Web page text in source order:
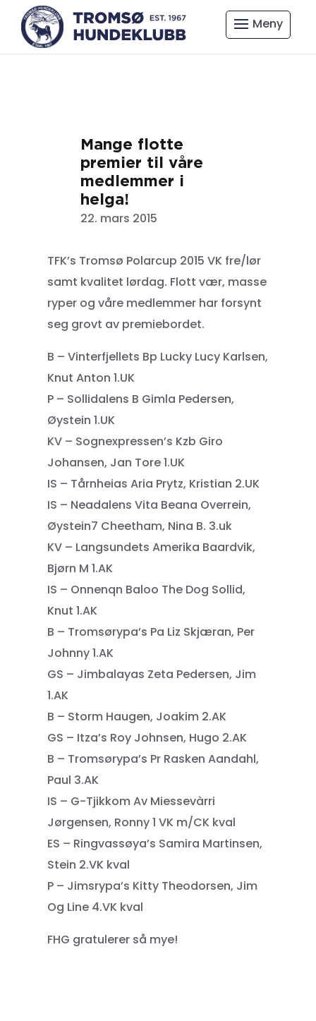
Mange flotte
premier til våre
medlemmer i
helga!
22. mars 2015
TFK’s Tromsø Polarcup 2015 VK fre/lør
samt kvalitet lørdag. Flott vær, masse
ryper og våre medlemmer har forsynt
seg grovt av premiebordet.
B – Vinterfjellets Bp Lucky Lucy Karlsen,
Knut Anton 1.UK
P – Sollidalens B Gimla Pedersen,
Øystein 1.UK
KV – Sognexpressen’s Kzb Giro
Johansen, Jan Tore 1.UK
IS – Tårnheias Aria Prytz, Kristian 2.UK
IS – Neadalens Vita Beana Overrein,
Øystein7 Cheetham, Nina B. 3.uk
KV – Langsundets Amerika Baardvik,
Bjørn M 1.AK
IS – Onnenqn Baloo The Dog Sollid,
Knut 1.AK
B – Tromsørypa’s Pa Liz Skjæran, Per
Johnny 1.AK
GS – Jimbalayas Zeta Pedersen, Jim
1.AK
B – Storm Haugen, Joakim 2.AK
GS – Itza’s Roy Johnsen, Hugo 2.AK
B – Tromsørypa’s Pr Rasken Aandahl,
Paul 3.AK
IS – G-Tjikkom Av Miessevàrri
Jørgensen, Ronny 1 VK m/CK kval
ES – Ringvassøya’s Samira Martinsen,
Stein 2.VK kval
P – Jimsrypa’s Kitty Theodorsen, Jim
Og Line 4.VK kval
FHG gratulerer så mye!